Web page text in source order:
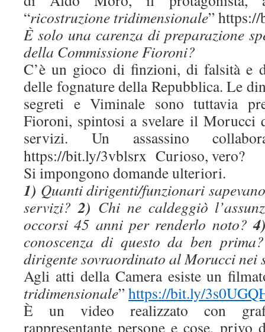
“ricostruzione tridimensionale”
È solo una carenza di preparazione
della Commissione Fioroni?
C’è un gioco di finzioni, di falsità e
delle fognature della Repubblica. Le
segreti e Viminale sono tuttavia
Fioroni, spintosi a svelare il Morucci
servizi. Un assassino
https://bit.ly/3vblsrx Curioso, vero?
Si impongono domande ulteriori.
1) Quanti dirigenti/funzionari
servizi?2) Chi ne caldeggiò
occorsi 45 anni per renderlo noto?
conoscenza di questo da ben
dirigente sovraordinato al Morucci nei
Agli atti della Camera esiste un
tridimensionale”https://bit.ly/
È un video realizzato con
rappresentante persone e cose, privo